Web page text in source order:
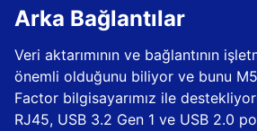
Arka Bağlantılar
Veri aktarımının ve bağlantının
önemli olduğunu biliyor ve bunu
Factor bilgisayarımız ile
RJ45, USB 3.2 Gen 1 ve USB 2.0